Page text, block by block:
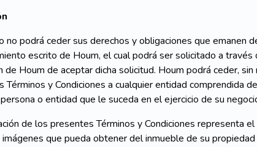
no podrá ceder sus derechos y obligaciones que emanen
escrito de Houm, el cual podrá ser solicitado a
de Houm de aceptar dicha solicitud. Houm podrá ceder,
Términos y Condiciones a cualquier entidad comprendida
o entidad que le suceda en el ejercicio de su
de los presentes Términos y Condiciones representa
que pueda obtener del inmueble de su